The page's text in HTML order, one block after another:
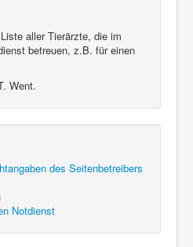
aller Tierärzte, die im
betreuen, z.B. für einen
Went.
des Seitenbetreibers
Notdienst